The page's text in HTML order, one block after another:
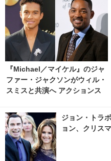
『Michael／マイケル』のジャ
ファー・ジャクソンがウィル・
スミスと共演へ アクションス
ジョン・トラ
ョン、クリス